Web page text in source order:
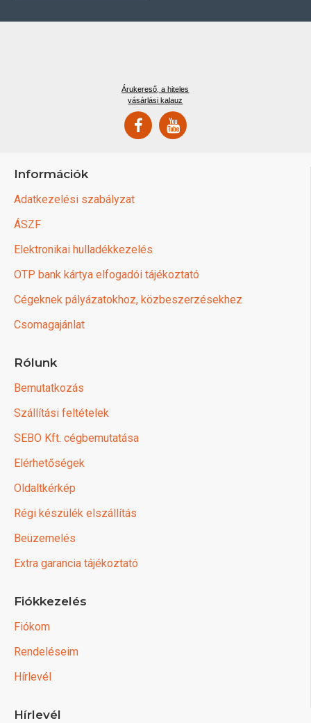
Árukereső, a hiteles
vásárlási kalauz
Információk
Adatkezelési szabályzat
ÁSZF
Elektronikai hulladékkezelés
OTP bank kártya elfogadói tájékoztató
Cégeknek pályázatokhoz, közbeszerzésekhez
Csomagajánlat
Rólunk
Bemutatkozás
Szállítási feltételek
SEBO Kft. cégbemutatása
Elérhetőségek
Oldaltkérkép
Régi készülék elszállítás
Beüzemelés
Extra garancia tájékoztató
Fiókkezelés
Fiókom
Rendeléseim
Hírlevél
Hírlevél